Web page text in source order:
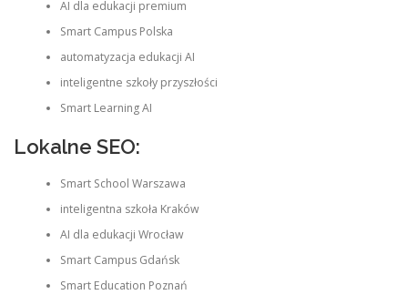
AI dla edukacji premium
Smart Campus Polska
automatyzacja edukacji AI
inteligentne szkoły przyszłości
Smart Learning AI
Lokalne SEO:
Smart School Warszawa
inteligentna szkoła Kraków
AI dla edukacji Wrocław
Smart Campus Gdańsk
Smart Education Poznań